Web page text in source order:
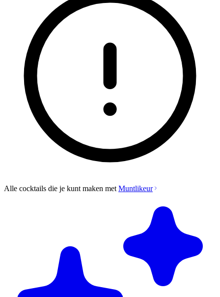
Alle cocktails die je kunt maken met Muntlikeur